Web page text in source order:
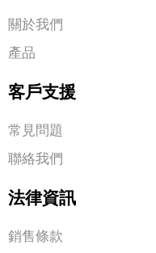
關於我們
產品
客戶支援
常見問題
聯絡我們
法律資訊
銷售條款